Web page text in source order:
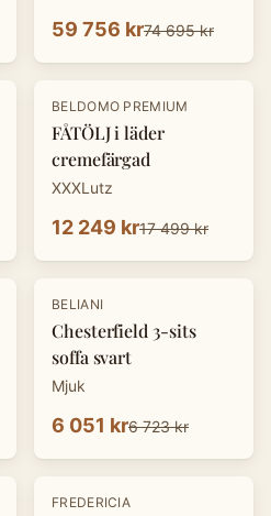
59 756 kr74 695 kr
-30 %
BELDOMO PREMIUM
FÅTÖLJ i läder
cremefärgad
XXXLutz
12 249 kr17 499 kr
-10 %
BELIANI
Chesterfield 3-sits
soffa svart
Mjuk
6 051 kr6 723 kr
FREDERICIA